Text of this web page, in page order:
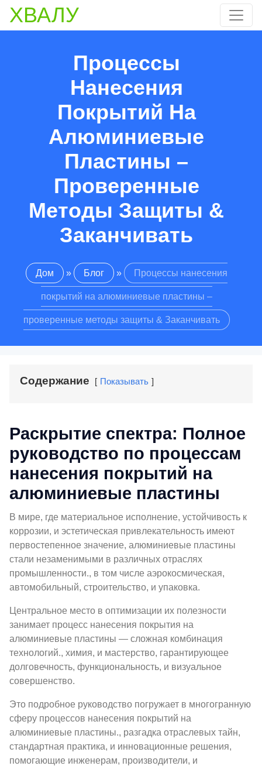
ХВАЛУ
Процессы
Нанесения
Покрытий На
Алюминиевые
Пластины –
Проверенные
Методы Защиты &
Заканчивать
Дом » Блог » Процессы нанесения
покрытий на алюминиевые пластины –
проверенные методы защиты & Заканчивать
Содержание Показывать
Раскрытие спектра: Полное
руководство по процессам
нанесения покрытий на
алюминиевые пластины
В мире, где материальное исполнение, устойчивость к
коррозии, и эстетическая привлекательность имеют
первостепенное значение, алюминиевые пластины
стали незаменимыми в различных отраслях
промышленности., в том числе аэрокосмическая,
автомобильный, строительство, и упаковка.
Центральное место в оптимизации их полезности
занимает процесс нанесения покрытия на
алюминиевые пластины — сложная комбинация
технологий., химия, и мастерство, гарантирующее
долговечность, функциональность, и визуальное
совершенство.
Это подробное руководство погружает в многогранную
сферу процессов нанесения покрытий на
алюминиевые пластины., разгадка отраслевых тайн,
стандартная практика, и инновационные решения,
помогающие инженерам, производители, и